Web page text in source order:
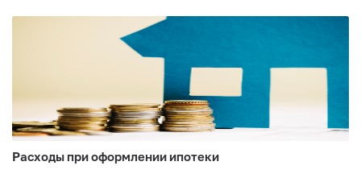
Расходы при оформлении ипотеки